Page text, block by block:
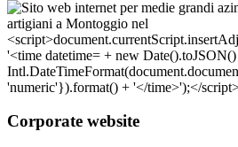
Corporate website